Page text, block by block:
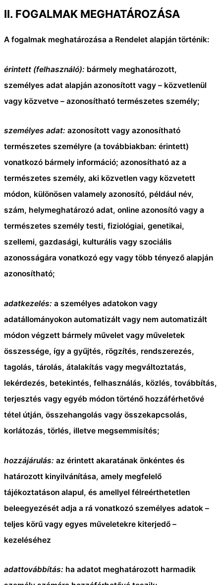
II. FOGALMAK MEGHATÁROZÁSA
A fogalmak meghatározása a Rendelet alapján történik:
érintett (felhasználó): bármely meghatározott,
személyes adat alapján azonosított vagy – közvetlenül
vagy közvetve – azonosítható természetes személy;
személyes adat: azonosított vagy azonosítható
természetes személyre (a továbbiakban: érintett)
vonatkozó bármely információ; azonosítható az a
természetes személy, aki közvetlen vagy közvetett
módon, különösen valamely azonosító, például név,
szám, helymeghatározó adat, online azonosító vagy a
természetes személy testi, fiziológiai, genetikai,
szellemi, gazdasági, kulturális vagy szociális
azonosságára vonatkozó egy vagy több tényező alapján
azonosítható;
adatkezelés: a személyes adatokon vagy
adatállományokon automatizált vagy nem automatizált
módon végzett bármely művelet vagy műveletek
összessége, így a gyűjtés, rögzítés, rendszerezés,
tagolás, tárolás, átalakítás vagy megváltoztatás,
lekérdezés, betekintés, felhasználás, közlés, továbbítás,
terjesztés vagy egyéb módon történő hozzáférhetővé
tétel útján, összehangolás vagy összekapcsolás,
korlátozás, törlés, illetve megsemmisítés;
hozzájárulás: az érintett akaratának önkéntes és
határozott kinyilvánítása, amely megfelelő
tájékoztatáson alapul, és amellyel félreérthetetlen
beleegyezését adja a rá vonatkozó személyes adatok –
teljes körű vagy egyes műveletekre kiterjedő –
kezeléséhez
adattovábbítás: ha adatot meghatározott harmadik